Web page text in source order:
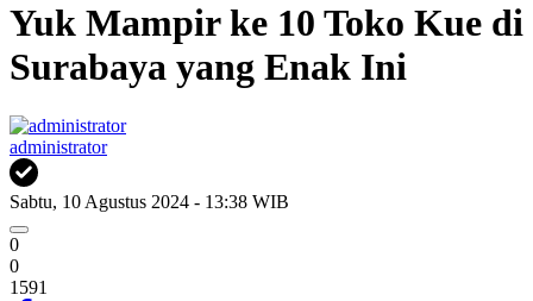
Yuk Mampir ke 10 Toko Kue di
Surabaya yang Enak Ini
administrator
Sabtu, 10 Agustus 2024 - 13:38 WIB
0
0
1591